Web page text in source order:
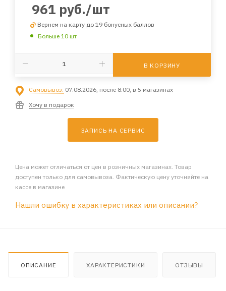
961 руб./шт
Вернем на карту до 19 бонусных баллов
Больше 10 шт
В КОРЗИНУ
Самовывоз: 07.08.2026, после 8:00, в 5 магазинах
Хочу в подарок
ЗАПИСЬ НА СЕРВИС
Цена может отличаться от цен в розничных магазинах. Товар
доступен только для самовывоза. Фактическую цену уточняйте на
кассе в магазине
Нашли ошибку в характеристиках или описании?
ОПИСАНИЕ ХАРАКТЕРИСТИКИ ОТЗЫВЫ